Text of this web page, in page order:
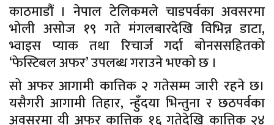
काठमाडौं । नेपाल टेलिकमले चाडपर्वका अवसरमा
भोली असोज १९ गते मंगलबारदेखि विभिन्न डाटा,
भ्वाइस प्याक तथा रिचार्ज गर्दा बोनससहितको
‘फेस्टिबल अफर’ उपलब्ध गराउने भएको छ ।
सो अफर आगामी कात्तिक २ गतेसम्म जारी रहने छ।
यसैगरी आगामी तिहार, न्हुँदया भिन्तुना र छठपर्वका